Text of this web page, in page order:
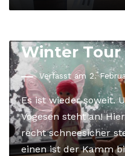
Winter Tour
Verfasst am 2.
Es ist wieder soweit.
Vogesen steht an!
recht schneesicher
einen ist der Kamm